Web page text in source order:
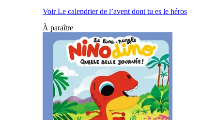
Voir Le calendrier de l’avent dont tu es le héros
À paraître